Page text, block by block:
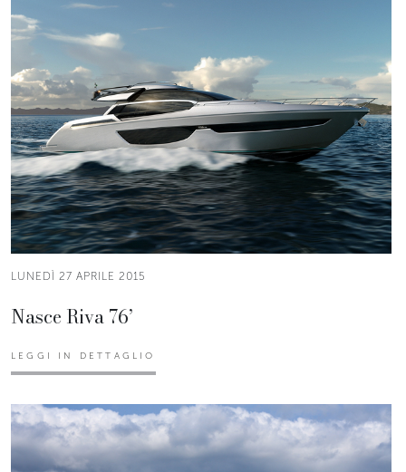
LUNEDÌ 27 APRILE 2015
Nasce Riva 76’
LEGGI IN DETTAGLIO